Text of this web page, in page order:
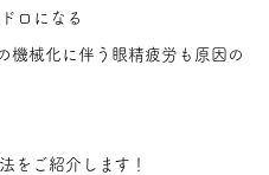
ロになる
機械化に伴う眼精疲労も原因の
をご紹介します！